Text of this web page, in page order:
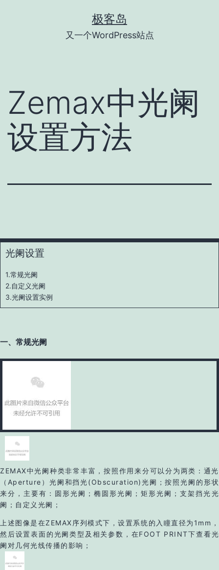
极客岛
又一个WordPress站点
Zemax中光阑
设置方法
光阑设置
1.常规光阑
2.自定义光阑
3.光阑设置实例
一、常规光阑
ZEMAX中光阑种类非常丰富，按照作用来分可以分为两类：通光
（Aperture）光阑和挡光(Obscuration)光阑；按照光阑的形状
来分，主要有：圆形光阑；椭圆形光阑；矩形光阑；支架挡光光
阑；自定义光阑；
上述图像是在ZEMAX序列模式下，设置系统的入瞳直径为1mm，
然后设置表面的光阑类型及相关参数，在FOOT PRINT下查看光
阑对几何光线传播的影响；